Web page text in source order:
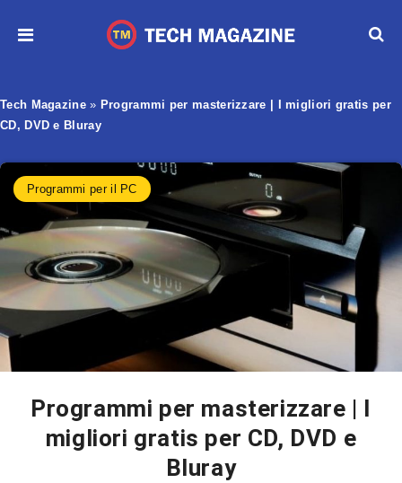
Tech Magazine» Programmi per masterizzare | I migliori gratis per
CD, DVD e Bluray
Programmi per il PC
Programmi per masterizzare | I
migliori gratis per CD, DVD e
Bluray